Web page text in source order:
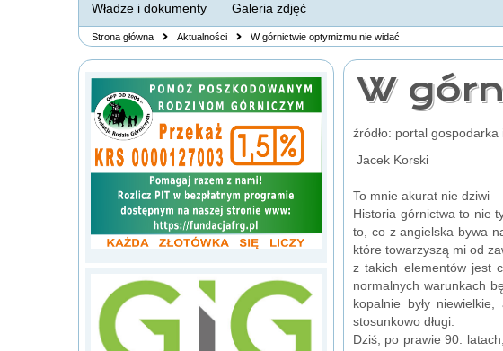
Władze i dokumenty Galeria zdjęć
Strona główna Aktualności W górnictwie optymizmu nie widać
W
źródło: portal gospodarka
Jacek Korski
To mnie akurat nie dziwi
Historia górnictwa to nie
to, co z angielska bywa
które towarzyszą mi od
z takich elementów jest
normalnych warunkach
kopalnie były
stosunkowo długi.
Dziś, po prawie 90.